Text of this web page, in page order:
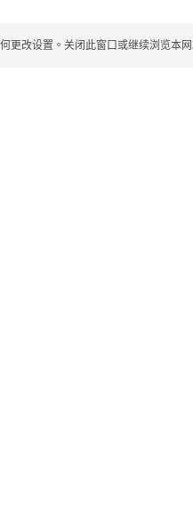
更改设置。关闭此窗口或继续浏览本